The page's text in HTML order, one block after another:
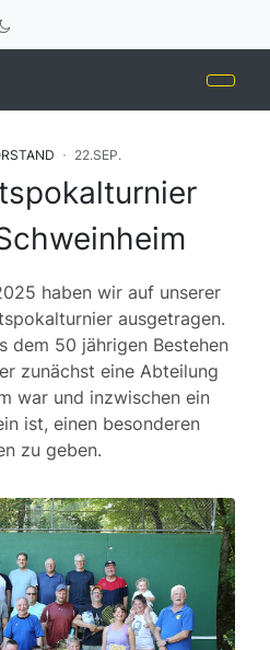
22.SEP.
haben wir auf unserer
ausgetragen.
dem 50 jährigen Bestehen
zunächst eine Abteilung
war und inzwischen ein
ist, einen besonderen
zu geben.